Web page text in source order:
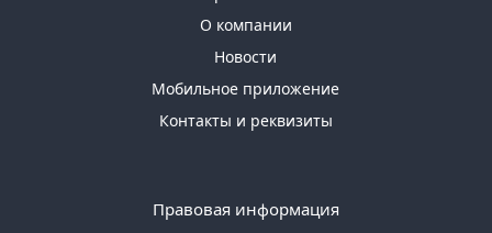
О компании
Новости
Мобильное приложение
Контакты и реквизиты
Правовая информация